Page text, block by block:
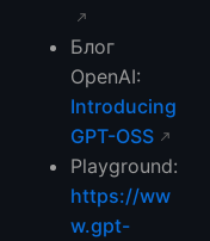
Блог
OpenAI:
Introducing
GPT-OSS
Playground:
https://ww
w.gpt-